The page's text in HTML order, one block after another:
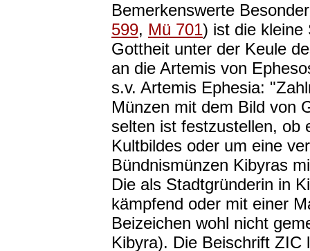
Bemerkenswerte
599, Mü 701) ist die kleine
Gottheit unter der Keule
an die Artemis von
s.v. Artemis Ephesia:
Münzen mit dem Bild von
selten ist festzustellen, ob
Kultbildes oder um eine
Bündnismünzen Kibyras
Die als Stadtgründerin in
kämpfend oder mit einer
Beizeichen wohl nicht
Kibyra). Die Beischrift ZIC